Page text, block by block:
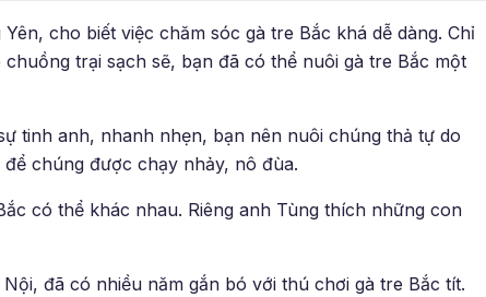
cho biết việc chăm sóc gà tre Bắc khá dễ dàng. Chỉ
trại sạch sẽ, bạn đã có thể nuôi gà tre Bắc một
tinh anh, nhanh nhẹn, bạn nên nuôi chúng thả tự do
chúng được chạy nhảy, nô đùa.
có thể khác nhau. Riêng anh Tùng thích những con
đã có nhiều năm gắn bó với thú chơi gà tre Bắc tít.